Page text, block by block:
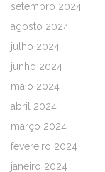
setembro 2024
agosto 2024
julho 2024
junho 2024
maio 2024
abril 2024
março 2024
fevereiro 2024
janeiro 2024